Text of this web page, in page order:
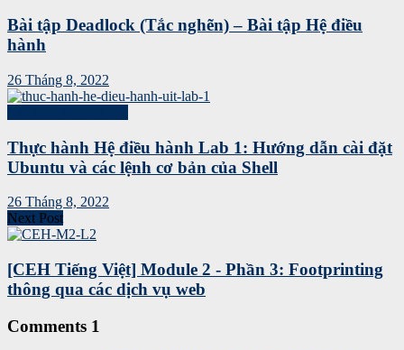
Bài tập Deadlock (Tắc nghẽn) – Bài tập Hệ điều
hành
26 Tháng 8, 2022
Thực hành Hệ điều hành Lab 1: Hướng dẫn cài đặt
Ubuntu và các lệnh cơ bản của Shell
26 Tháng 8, 2022
Next Post
[CEH Tiếng Việt] Module 2 - Phần 3: Footprinting
thông qua các dịch vụ web
Comments 1